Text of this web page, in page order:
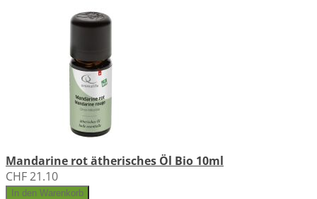
Mandarine rot ätherisches Öl Bio 10ml
CHF 21.10
In den Warenkorb